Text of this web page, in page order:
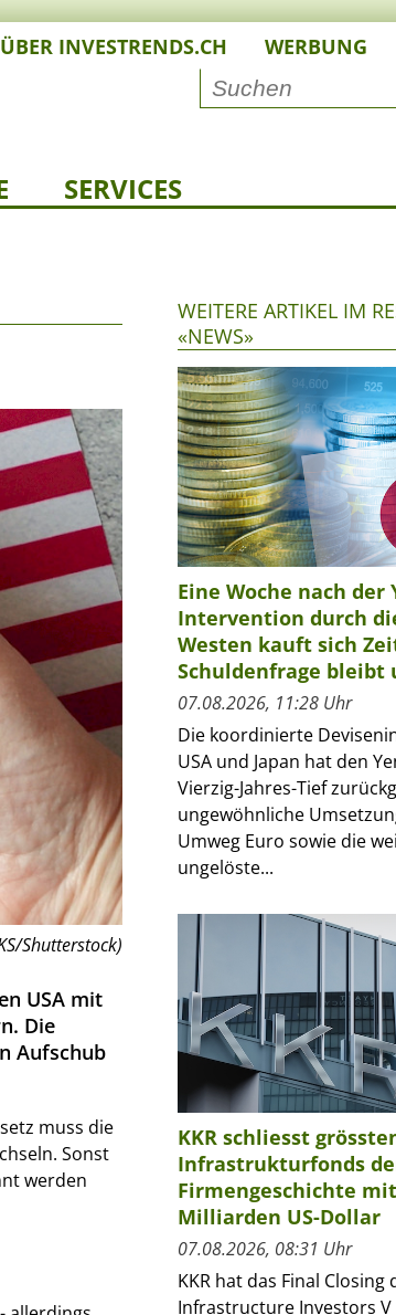
ÜBER INVESTRENDS.CH WERBUNG
SERVICES
Shutterstock)
USA mit
Die
Aufschub
muss die
Sonst
werden
WEITERE ARTIKEL IM
«NEWS»
Eine Woche nach der
Intervention durch
Westen kauft sich
Schuldenfrage bleibt
07.08.2026, 11:28 Uhr
Die koordinierte
USA und Japan hat den
Vierzig-Jahres-Tief
ungewöhnliche
Umweg Euro sowie die
ungelöste...
KKR schliesst
Infrastrukturfonds
Firmengeschichte
Milliarden US-Dollar
07.08.2026, 08:31 Uhr
KKR hat das Final Closing
Infrastructure Investors V